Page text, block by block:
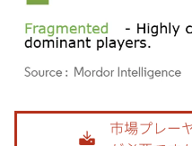
画像 © Mordor Intelligence。再利